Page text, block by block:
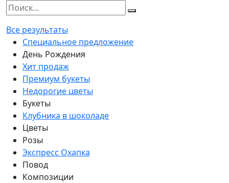
Все результаты
Специальное предложение
День Рождения
Хит продаж
Премиум букеты
Недорогие цветы
Букеты
Клубника в шоколаде
Цветы
Розы
Экспресс Охапка
Повод
Композиции